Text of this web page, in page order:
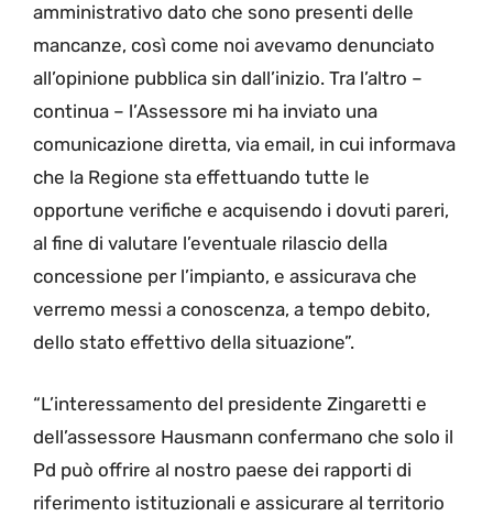
amministrativo dato che sono presenti delle
mancanze, così come noi avevamo denunciato
all’opinione pubblica sin dall’inizio. Tra l’altro –
continua – l’Assessore mi ha inviato una
comunicazione diretta, via email, in cui informava
che la Regione sta effettuando tutte le
opportune verifiche e acquisendo i dovuti pareri,
al fine di valutare l’eventuale rilascio della
concessione per l’impianto, e assicurava che
verremo messi a conoscenza, a tempo debito,
dello stato effettivo della situazione”.
“L’interessamento del presidente Zingaretti e
dell’assessore Hausmann confermano che solo il
Pd può offrire al nostro paese dei rapporti di
riferimento istituzionali e assicurare al territorio